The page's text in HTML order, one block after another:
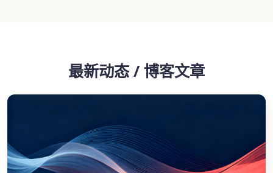
最新动态 / 博客文章